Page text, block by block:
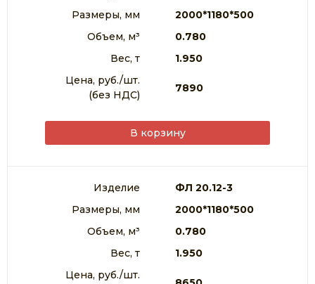
Размеры, мм
2000*1180*500
Объем, м³
0.780
Вес, т
1.950
Цена, руб./шт.
(без НДС)
7890
В корзину
Изделие
ФЛ 20.12-3
Размеры, мм
2000*1180*500
Объем, м³
0.780
Вес, т
1.950
Цена, руб./шт.